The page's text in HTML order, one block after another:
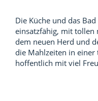
Die Küche und das
einsatzfähig, mit tollen
dem neuen Herd und
die Mahlzeiten in
hoffentlich mit viel